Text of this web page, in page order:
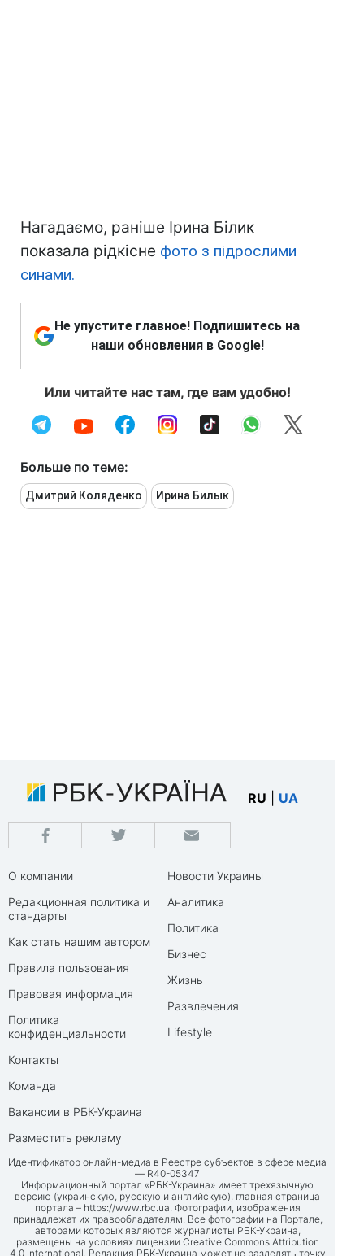
Нагадаємо, раніше Ірина Білик
показала рідкісне фото з підрослими
синами.
Не упустите главное! Подпишитесь на
наши обновления в Google!
Или читайте нас там, где вам удобно!
Больше по теме:
Дмитрий Коляденко Ирина Билык
RU UA
О компании
Редакционная политика и
стандарты
Как стать нашим автором
Правила пользования
Правовая информация
Политика
конфиденциальности
Контакты
Команда
Вакансии в РБК-Украина
Разместить рекламу
Новости Украины
Аналитика
Политика
Бизнес
Жизнь
Развлечения
Lifestyle
Идентификатор онлайн-медиа в Реестре субъектов в сфере медиа
— R40-05347
Информационный портал «РБК-Украина» имеет трехязычную
версию (украинскую, русскую и английскую), главная страница
портала – https://www.rbc.ua . Фотографии, изображения
принадлежат их правообладателям. Все фотографии на Портале,
авторами которых являются журналисты РБК-Украина,
размещены на условиях лицензии Creative Commons Attribution
4.0 International. Редакция РБК-Украина может не разделять точку